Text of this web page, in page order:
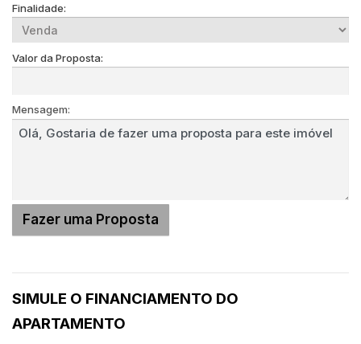
Finalidade:
Valor da Proposta:
Mensagem:
SIMULE O FINANCIAMENTO DO
APARTAMENTO